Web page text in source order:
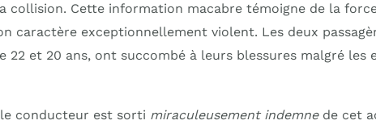
collision. Cette information macabre témoigne de la
caractère exceptionnellement violent. Les deux
22 et 20 ans, ont succombé à leurs blessures malgré les
conducteur est sorti miraculeusement indemnede cet